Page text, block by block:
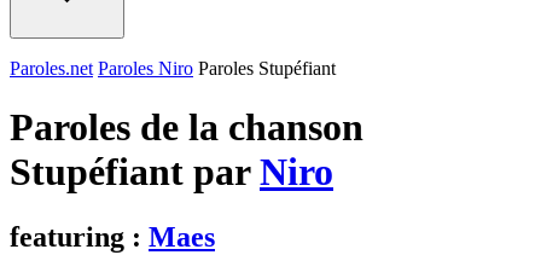
Paroles.net Paroles Niro Paroles Stupéfiant
Paroles de la chanson
Stupéfiant parNiro
featuring : Maes